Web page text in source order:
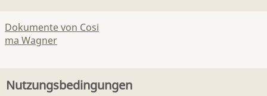
Dokumente von Cosi
ma Wagner
Nutzungsbedingungen